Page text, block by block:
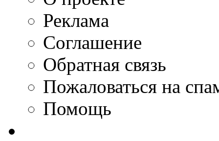
Реклама
Соглашение
Обратная связь
Пожаловаться на
Помощь